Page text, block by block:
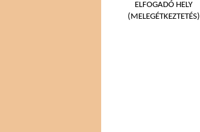
ELFOGADÓ HELY
(MELEGÉTKEZTETÉS)